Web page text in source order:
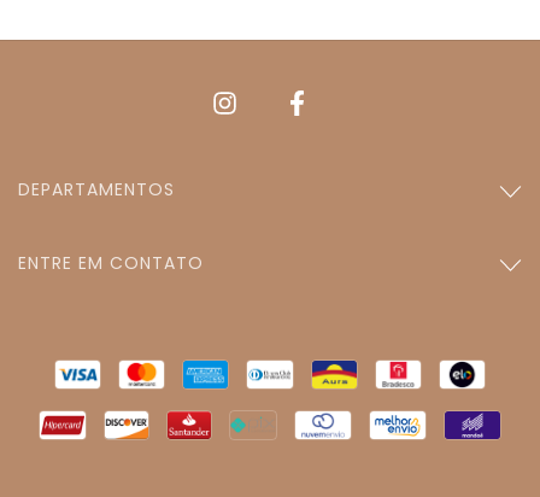
DEPARTAMENTOS
ENTRE EM CONTATO